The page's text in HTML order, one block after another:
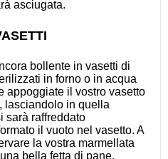
asciugata.
bollente in vasetti di
in forno o in acqua
appoggiate il vostro vasetto
lasciandolo in quella
sarà raffreddato
il vuoto nel vasetto. A
la vostra marmellata
bella fetta di pane.